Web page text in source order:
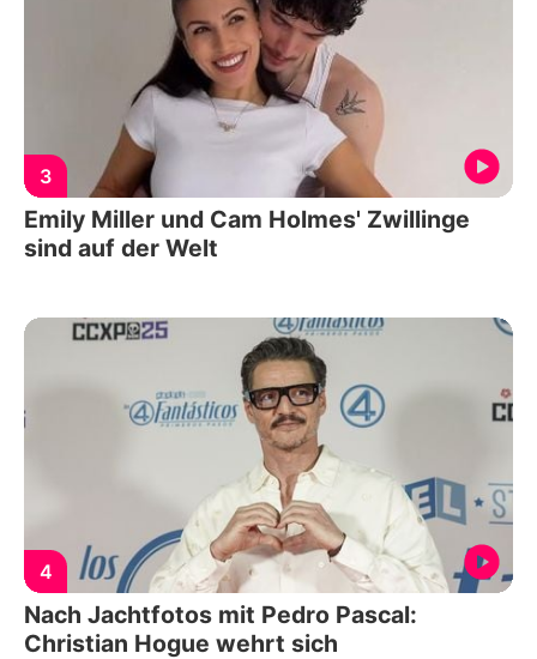
3
Emily Miller und Cam Holmes' Zwillinge
sind auf der Welt
4
Nach Jachtfotos mit Pedro Pascal:
Christian Hogue wehrt sich